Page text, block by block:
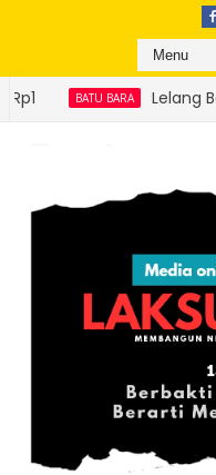
Bara Sitaan Perdana